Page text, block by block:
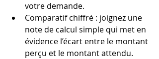
votre demande.
Comparatif chiffré : joignez une
note de calcul simple qui met en
évidence l’écart entre le montant
perçu et le montant attendu.